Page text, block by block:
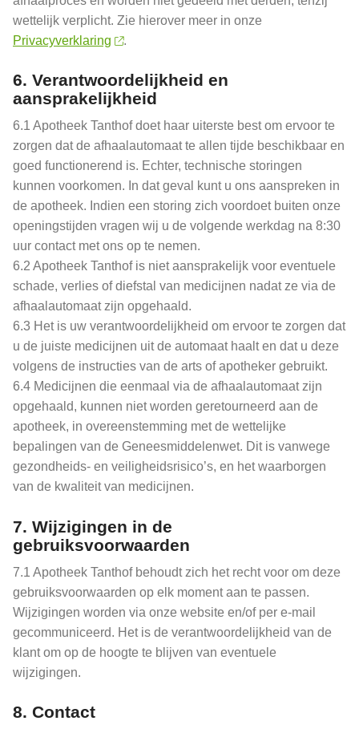
wettelijk verplicht. Zie hierover meer in onze
Privacyverklaring
.
6. Verantwoordelijkheid en
aansprakelijkheid
6.1 Apotheek Tanthof doet haar uiterste best om ervoor te
zorgen dat de afhaalautomaat te allen tijde beschikbaar en
goed functionerend is. Echter, technische storingen
kunnen voorkomen. In dat geval kunt u ons aanspreken in
de apotheek. Indien een storing zich voordoet buiten onze
openingstijden vragen wij u de volgende werkdag na 8:30
uur contact met ons op te nemen.
6.2 Apotheek Tanthof is niet aansprakelijk voor eventuele
schade, verlies of diefstal van medicijnen nadat ze via de
afhaalautomaat zijn opgehaald.
6.3 Het is uw verantwoordelijkheid om ervoor te zorgen dat
u de juiste medicijnen uit de automaat haalt en dat u deze
volgens de instructies van de arts of apotheker gebruikt.
6.4 Medicijnen die eenmaal via de afhaalautomaat zijn
opgehaald, kunnen niet worden geretourneerd aan de
apotheek, in overeenstemming met de wettelijke
bepalingen van de Geneesmiddelenwet. Dit is vanwege
gezondheids- en veiligheidsrisico’s, en het waarborgen
van de kwaliteit van medicijnen.
7. Wijzigingen in de
gebruiksvoorwaarden
7.1 Apotheek Tanthof behoudt zich het recht voor om deze
gebruiksvoorwaarden op elk moment aan te passen.
Wijzigingen worden via onze website en/of per e-mail
gecommuniceerd. Het is de verantwoordelijkheid van de
klant om op de hoogte te blijven van eventuele
wijzigingen.
8. Contact